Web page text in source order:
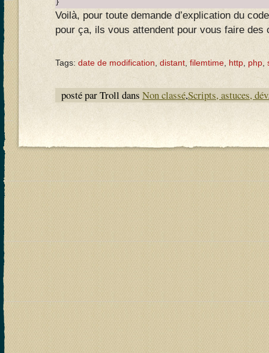
Voilà, pour toute demande d’explication du
pour ça, ils vous attendent pour vous faire des
Tags: date de modification distant filemtime http php
posté par Troll dans Non classé,Scripts, astuces,